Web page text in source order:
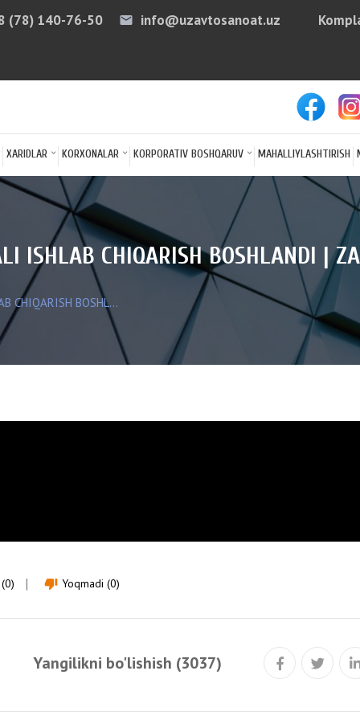
(78) 140-76-50 email info@uzavtosanoat.uz
XARIDLAR KORXONALAR KORPORATIV BOSHQARUV MAHALLIYLASHTIRISH
ISHLAB CHIQARISH BOSHLANDI |
CHIQARISH BOSHL...
thumb_down Yoqmadi (0)
Yangilikni bo'lishish (3037)